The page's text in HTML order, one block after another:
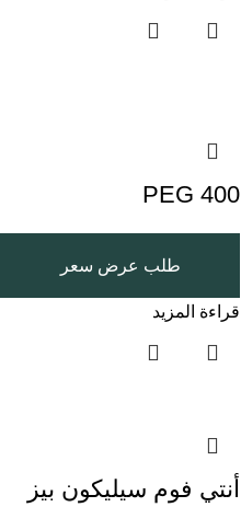
PEG 400
طلب عرض سعر
قراءة المزيد
أنتي فوم سيليكون بيز